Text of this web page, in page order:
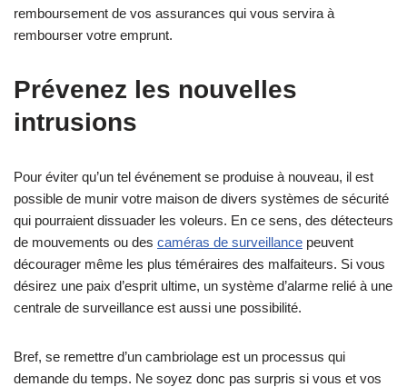
remboursement de vos assurances qui vous servira à
rembourser votre emprunt.
Prévenez les nouvelles
intrusions
Pour éviter qu’un tel événement se produise à nouveau, il est
possible de munir votre maison de divers systèmes de sécurité
qui pourraient dissuader les voleurs. En ce sens, des détecteurs
de mouvements ou des caméras de surveillance peuvent
décourager même les plus téméraires des malfaiteurs. Si vous
désirez une paix d’esprit ultime, un système d’alarme relié à une
centrale de surveillance est aussi une possibilité.
Bref, se remettre d’un cambriolage est un processus qui
demande du temps. Ne soyez donc pas surpris si vous et vos